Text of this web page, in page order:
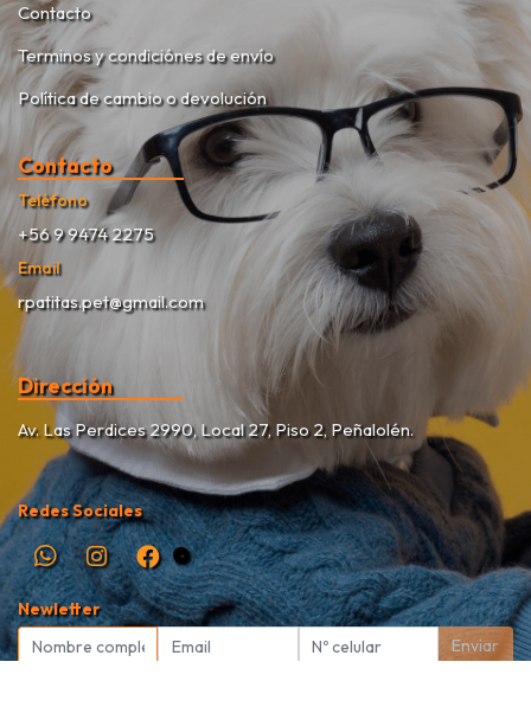
Contacto
Terminos y condiciónes de envío
Política de cambio o devolución
Contacto
Teléfono
+56 9 9474 2275
Email
rpatitas.pet@gmail.com
Dirección
Av. Las Perdices 2990, Local 27, Piso 2, Peñalolén.
Redes Sociales
Newletter
Enviar